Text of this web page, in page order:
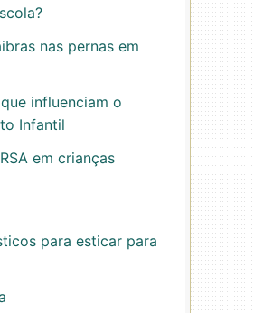
nas pernas em
influenciam o
Infantil
em crianças
para esticar para